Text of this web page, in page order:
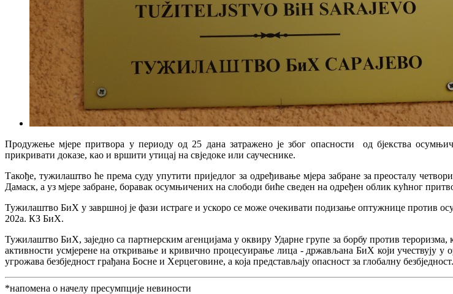
Продужење мјере притвора у периоду од 25 дана затражено је због опасности од бјекства
прикривати доказе, као и вршити утицај на свједоке или саучеснике.
Такође, тужилаштво ће према суду упутити приједлог за одређивање мјера забране за преосталу
Дамаск, а уз мјере забране, боравак осумњичених на слободи биће сведен на одређен облик кућног
Тужилаштво БиХ у завршној је фази истраге и ускоро се може очекивати подизање оптужнице против
202а. КЗ БиХ.
Тужилаштво БиХ, заједно са партнерским агенцијама у оквиру Ударне групе за борбу против
активности усмјерене на откривање и кривично процесуирање лица - држављана БиХ који учествују
угрожава безбједност грађана Босне и Херцеговине, а која представљају опасност за глобалну безбједност.
*напомена о начелу пресумпције невиности